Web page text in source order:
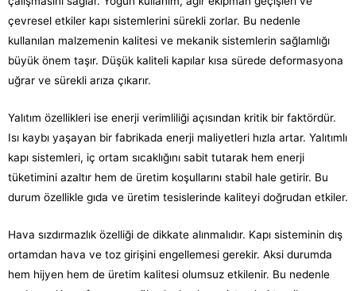
çevresel etkiler kapı sistemlerini sürekli zorlar. Bu nedenle
kullanılan malzemenin kalitesi ve mekanik sistemlerin sağlamlığı
büyük önem taşır. Düşük kaliteli kapılar kısa sürede deformasyona
uğrar ve sürekli arıza çıkarır.
Yalıtım özellikleri ise enerji verimliliği açısından kritik bir faktördür.
Isı kaybı yaşayan bir fabrikada enerji maliyetleri hızla artar. Yalıtımlı
kapı sistemleri, iç ortam sıcaklığını sabit tutarak hem enerji
tüketimini azaltır hem de üretim koşullarını stabil hale getirir. Bu
durum özellikle gıda ve üretim tesislerinde kaliteyi doğrudan etkiler.
Hava sızdırmazlık özelliği de dikkate alınmalıdır. Kapı sisteminin dış
ortamdan hava ve toz girişini engellemesi gerekir. Aksi durumda
hem hijyen hem de üretim kalitesi olumsuz etkilenir. Bu nedenle